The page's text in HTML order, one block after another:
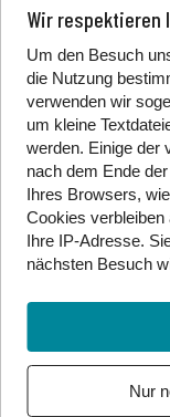
weitergeführt.
Monaten und
In Wien wurde
beschlossen.
Mann in Wien
Bechern voller
Fachausdruck
allem auf junge
dafür zu 3
ins Gefängnis,
therapeutisches
Wir respektieren
Um den Besuch
die Nutzung
verwenden wir
um kleine
werden. Einige der
nach dem Ende
Ihres Browsers,
Cookies verbleiben
Ihre IP-Adresse.
nächsten Besuch
Nur